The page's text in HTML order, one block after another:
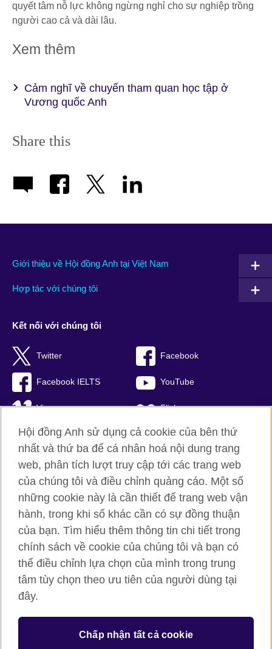
quyết tâm nỗ lực không ngừng nghỉ cho sự nghiệp trồng
người cao cả và dài lâu.
Xem thêm
Cảm nghĩ về chuyến tham quan học tập ở
Vương quốc Anh
Share this
Giới thiệu về Hội đồng Anh tại Việt Nam
Hợp tác với chúng tôi
Kết nối với chúng tôi
Twitter Facebook
Facebook IELTS YouTube
Vimeo Flickr
RSS TikTok
Hội đồng Anh toàn cầu
Bảo mật thông tin và quy định sử dụng
Cookie
Sơ đồ trang
© 2026 British Council
British Council (Viet Nam) LLC (
(0)24 37281920; email: bchanoi@britishcouncil.org.vn) is a
subsidiary of the British Council which is the United Kingdom’s
Hội đồng Anh sử dụng cả cookie của bên thứ
nhất và thứ ba để cá nhân hoá nội dung trang
web, phân tích lượt truy cập tới các trang web
của chúng tôi và điều chỉnh quảng cáo. Một số
những cookie này là cần thiết để trang web vận
hành, trong khi số khác cần có sự đồng thuận
của bạn. Tìm hiểu thêm thông tin chi tiết trong
chính sách về cookie của chúng tôi và bạn có
thể điều chỉnh lựa chọn của mình trong trung
tâm tùy chọn theo ưu tiên của người dùng tại
đây.
Chấp nhận tất cả cookie